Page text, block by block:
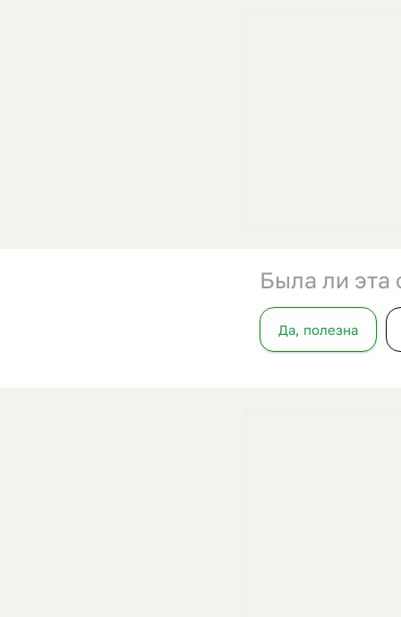
Была ли эта
Да, полезна